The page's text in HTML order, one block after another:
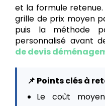
et la formule
grille de prix moyen
puis la méthode
personnalisé avant
de devis
📌 Points clés à
Le coût